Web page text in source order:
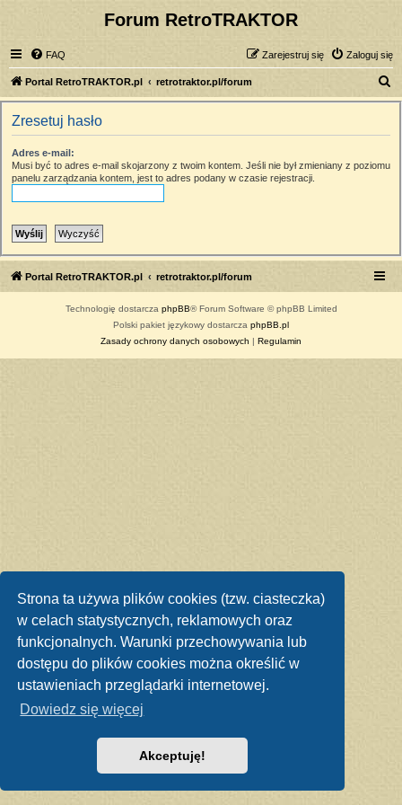
Strona ta używa plików cookies (tzw. ciasteczka)
w celach statystycznych, reklamowych oraz
funkcjonalnych. Warunki przechowywania lub
dostępu do plików cookies można określić w
ustawieniach przeglądarki internetowej.
Dowiedz się więcej
Akceptuję!
Forum RetroTRAKTOR
FAQ Zaloguj się
Zarejestruj się
Portal RetroTRAKTOR.pl retrotraktor.pl/forum
z
Zresetuj hasło
Adres e-mail:
Musi być to adres e-mail skojarzony z twoim kontem. Jeśli nie był zmieniany z poziomu
panelu zarządzania kontem, jest to adres podany w czasie rejestracji.
Portal RetroTRAKTOR.pl retrotraktor.pl/forum
Technologię dostarcza phpBB® Forum Software © phpBB Limited
Polski pakiet językowy dostarcza phpBB.pl
Zasady ochrony danych osobowych | Regulamin